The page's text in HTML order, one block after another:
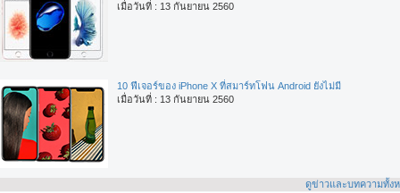
เมื่อวันที่ : 13 กันยายน 2560
10 ฟีเจอร์ของ iPhone X ที่สมาร์ทโฟน Android ยังไม่มี
เมื่อวันที่ : 13 กันยายน 2560
ดูข่าวและบทความทั้ง